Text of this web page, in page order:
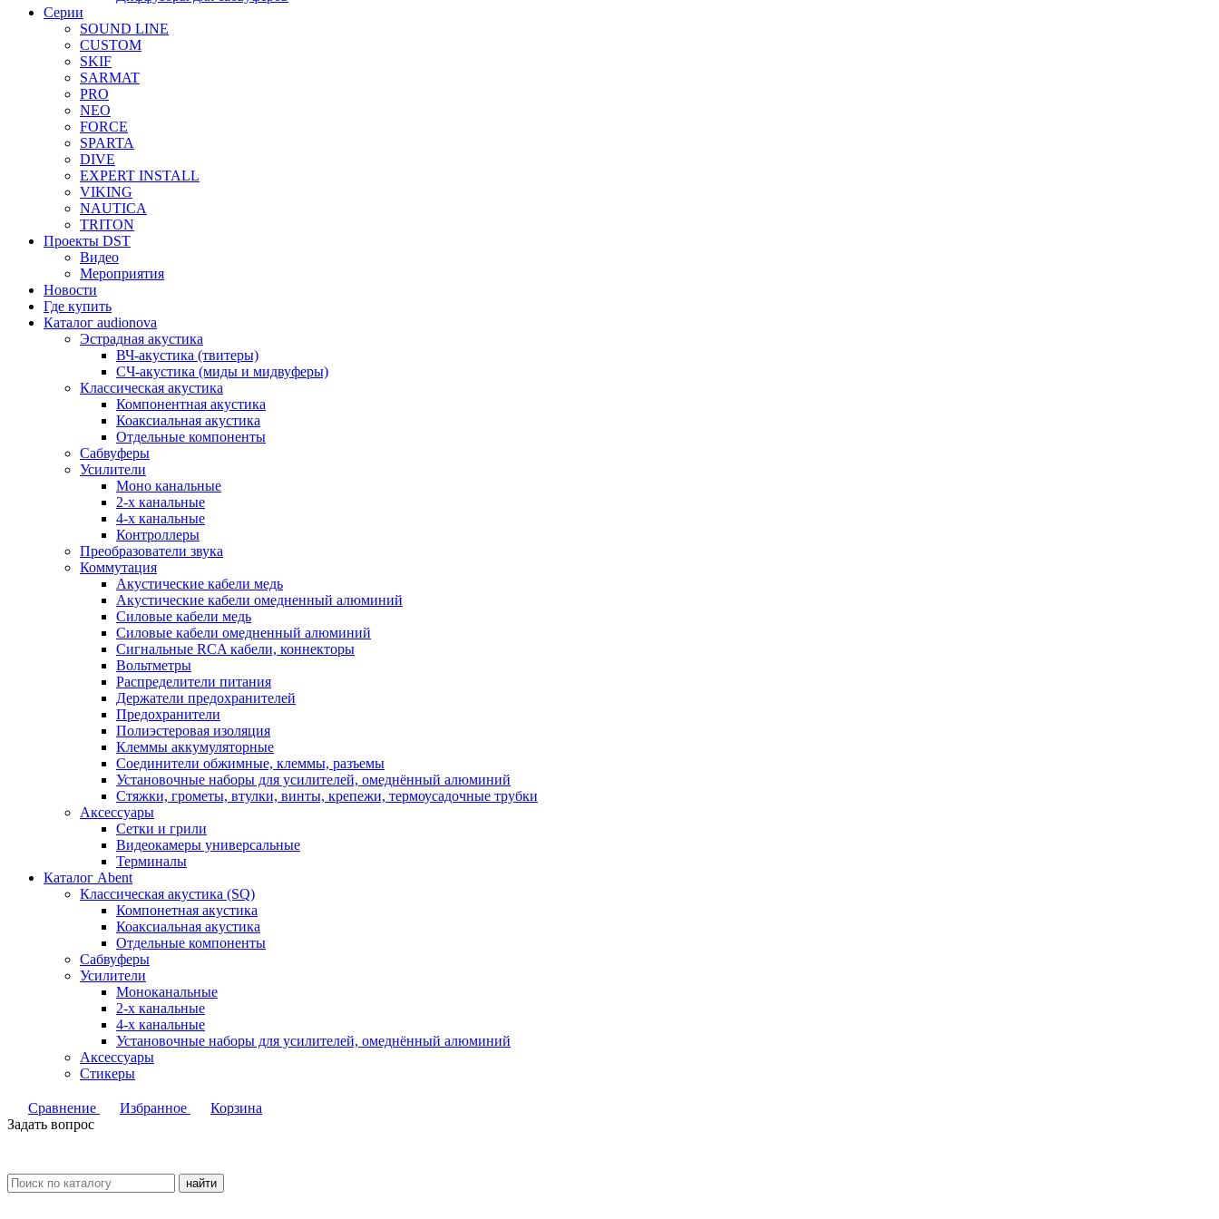
Серии
SOUND LINE
CUSTOM
SKIF
SARMAT
PRO
NEO
FORCE
SPARTA
DIVE
EXPERT INSTALL
VIKING
NAUTICA
TRITON
Проекты DST
Видео
Мероприятия
Новости
Где купить
Каталог audionova
Эстрадная акустика
ВЧ-акустика (твитеры)
СЧ-акустика (миды и мидвуферы)
Классическая акустика
Компонентная акустика
Коаксиальная акустика
Отдельные компоненты
Сабвуферы
Усилители
Моно канальные
2-х канальные
4-х канальные
Контроллеры
Преобразователи звука
Коммутация
Акустические кабели медь
Акустические кабели омедненный алюминий
Силовые кабели медь
Силовые кабели омедненный алюминий
Сигнальные RCA кабели, коннекторы
Вольтметры
Распределители питания
Держатели предохранителей
Предохранители
Полиэстеровая изоляция
Клеммы аккумуляторные
Соединители обжимные, клеммы, разъемы
Установочные наборы для усилителей, омеднённый алюминий
Стяжки, грометы, втулки, винты, крепежи, термоусадочные трубки
Аксессуары
Сетки и грили
Видеокамеры универсальные
Терминалы
Каталог Abent
Классическая акустика (SQ)
Компонетная акустика
Коаксиальная акустика
Отдельные компоненты
Сабвуферы
Усилители
Моноканальные
2-х канальные
4-х канальные
Установочные наборы для усилителей, омеднённый алюминий
Аксессуары
Стикеры
Сравнение Избранное
Корзина
Задать вопрос
найти